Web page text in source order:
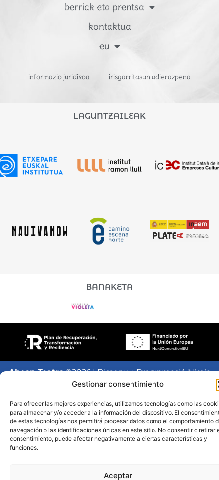
Gestionar consentimiento
Para ofrecer las mejores experiencias, utilizamos tecnologías como las
para almacenar y/o acceder a la información del dispositivo. El
de estas tecnologías nos permitirá procesar datos como el comportamiento
navegación o las identificaciones únicas en este sitio. No consentir o retirar
consentimiento, puede afectar negativamente a ciertas características y
funciones.
Aceptar
berriak eta prentsa
kontaktua
eu
informazio juridikoa irisgarritasun adierazpena
LAGUNTZAILEAK
BANAKETA
Aboon Teatro©2026 | Disseny + Programació Nimia
Comunicación